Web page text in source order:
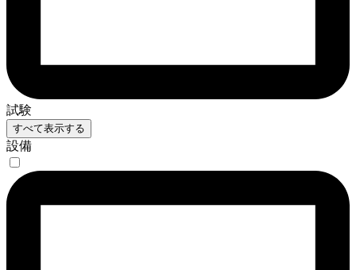
試験
すべて表示する
設備